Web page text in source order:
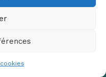
© 2026 Crige PACA